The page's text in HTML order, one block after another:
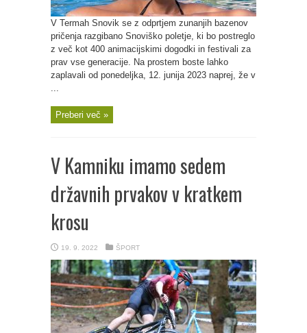
V Termah Snovik se z odprtjem zunanjih bazenov
pričenja razgibano Snoviško poletje, ki bo postreglo
z več kot 400 animacijskimi dogodki in festivali za
prav vse generacije. Na prostem boste lahko
zaplavali od ponedeljka, 12. junija 2023 naprej, že v
...
Preberi več »
V Kamniku imamo sedem
državnih prvakov v kratkem
krosu
19. 9. 2022 ŠPORT